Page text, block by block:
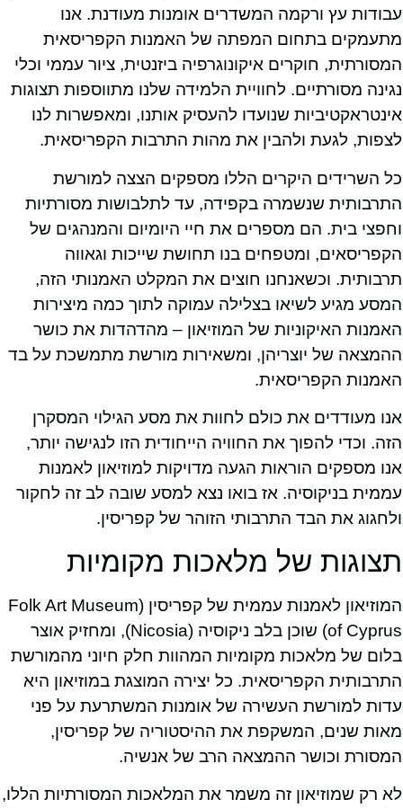
עבודות עץ ורקמה המשדרים אומנות מעודנת. אנו
מתעמקים בתחום המפתה של האמנות הקפריסאית
המסורתית, חוקרים איקונוגרפיה ביזנטית, ציור עממי וכלי
נגינה מסורתיים. לחוויית הלמידה שלנו מתווספות תצוגות
אינטראקטיביות שנועדו להעסיק אותנו, ומאפשרות לנו
לצפות, לגעת ולהבין את מהות התרבות הקפריסאית.
כל השרידים היקרים הללו מספקים הצצה למורשת
התרבותית שנשמרה בקפידה, עד לתלבושות מסורתיות
וחפצי בית. הם מספרים את חיי היומיום והמנהגים של
הקפריסאים, ומטפחים בנו תחושת שייכות וגאווה
תרבותית. וכשאנחנו חוצים את המקלט האמנותי הזה,
המסע מגיע לשיאו בצלילה עמוקה לתוך כמה מיצירות
האמנות האיקוניות של המוזיאון – מהדהדות את כושר
ההמצאה של יוצריהן, ומשאירות מורשת מתמשכת על בד
האמנות הקפריסאית.
אנו מעודדים את כולם לחוות את מסע הגילוי המסקרן
הזה. וכדי להפוך את החוויה הייחודית הזו לנגישה יותר,
אנו מספקים הוראות הגעה מדויקות למוזיאון לאמנות
עממית בניקוסיה. אז בואו נצא למסע שובה לב זה לחקור
ולחגוג את הבד התרבותי הזוהר של קפריסין.
תצוגות של מלאכות מקומיות
המוזיאון לאמנות עממית של קפריסין (Folk Art Museum
of Cyprus) שוכן בלב ניקוסיה (Nicosia), ומחזיק אוצר
בלום של מלאכות מקומיות המהוות חלק חיוני מהמורשת
התרבותית הקפריסאית. כל יצירה המוצגת במוזיאון היא
עדות למורשת העשירה של אומנות המשתרעת על פני
מאות שנים, המשקפת את ההיסטוריה של קפריסין,
המסורת וכושר ההמצאה הרב של אנשיה.
לא רק שמוזיאון זה משמר את המלאכות המסורתיות הללו,